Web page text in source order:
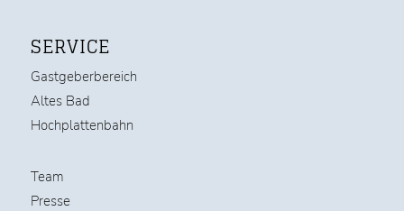
SERVICE
Gastgeberbereich
Altes Bad
Hochplattenbahn
Team
Presse